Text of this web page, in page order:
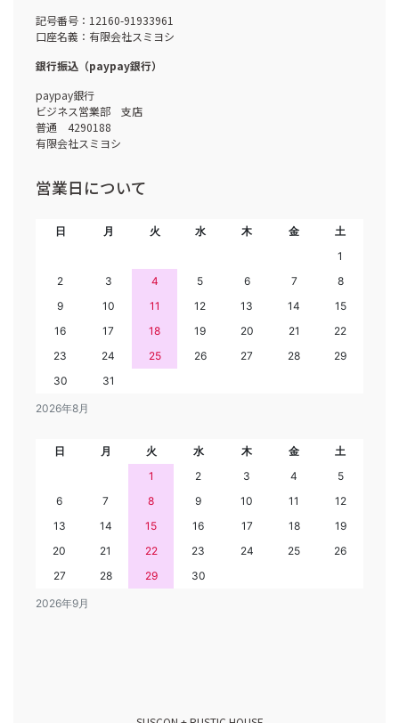
記号番号：12160-91933961
口座名義：有限会社スミヨシ
銀行振込（paypay銀行）
paypay銀行
ビジネス営業部 支店
普通 4290188
有限会社スミヨシ
営業日について
2026年8月
日 月 火 水 木 金
土
1
2
3 4 5 6 7
8
9
10 11 12 13 14
15
16
17 18 19 20 21
22
23
24 25 26 27 28
29
30
31
2026年9月
日 月 火 水 木 金
土
1
2 3 4
5
6
7 8 9 10 11
12
13
14 15 16 17 18
19
20
21 22 23 24 25
26
27
28 29 30